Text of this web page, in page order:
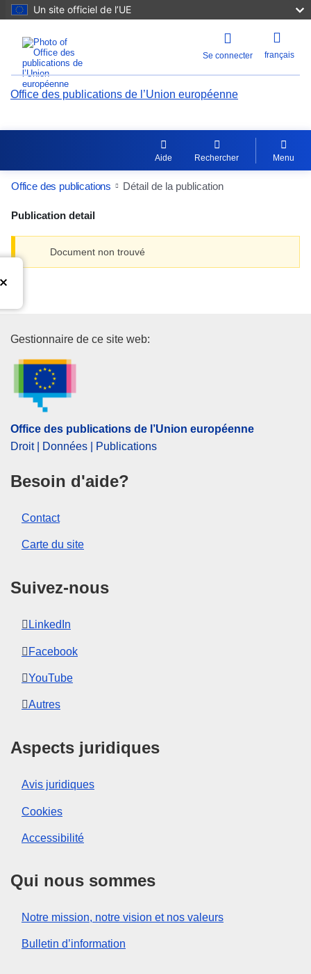
Un site officiel de l’UE
Se connecter français
Office des publications de l’Union européenne
Aide Rechercher Menu
Office des publications Détail de la publication
Publication detail
Document non trouvé
Office des publications de
Gestionnaire de ce site web:
Office des publications de l’Union européenne
Droit | Données | Publications
Besoin d'aide?
Contact
Carte du site
Suivez-nous
LinkedIn
Facebook
YouTube
Autres
Aspects juridiques
Avis juridiques
Cookies
Accessibilité
Qui nous sommes
Notre mission, notre vision et nos valeurs
Bulletin d’information